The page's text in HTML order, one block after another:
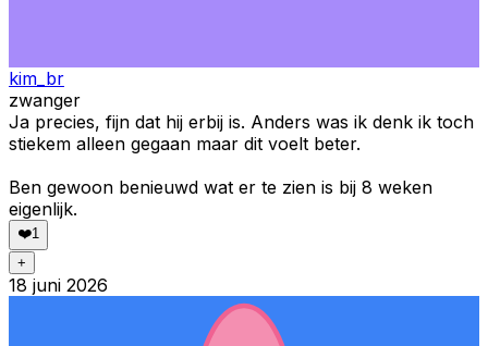
kim_br
zwanger
Ja precies, fijn dat hij erbij is. Anders was ik denk ik toch
stiekem alleen gegaan maar dit voelt beter.
Ben gewoon benieuwd wat er te zien is bij 8 weken
eigenlijk.
❤️1
+
18 juni 2026